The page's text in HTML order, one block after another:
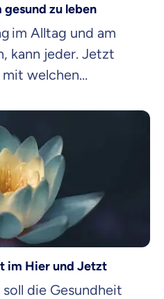
gesund zu leben
im Alltag und am
kann jeder. Jetzt
mit welchen
im Hier und Jetzt
die Gesundheit